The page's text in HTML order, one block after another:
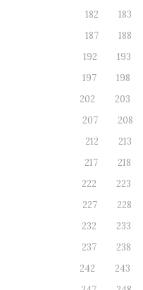
182
183
187
188
192
193
197
198
202
203
207
208
212
213
217
218
222
223
227
228
232
233
237
238
242
243